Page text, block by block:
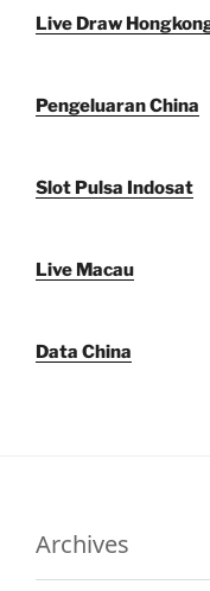
Live Draw
Pengeluaran China
Slot Pulsa Indosat
Live Macau
Data China
Archives